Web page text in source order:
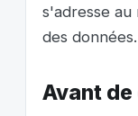
s'adresse
des données.
Avant